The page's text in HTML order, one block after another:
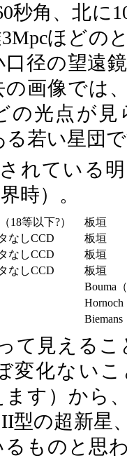
秒角、北に
ほどの
径の望遠
画像では
の光点が
る若い星団
れている
時）。
18等以下?）
板垣
なしCCD
板垣
なしCCD
板垣
なしCCD
板垣
Bouma
て見えるこ
変化ない
ます）から
型の超新星
るものと思